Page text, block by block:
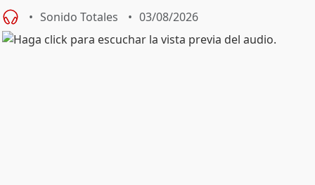
Sonido Totales 03/08/2026